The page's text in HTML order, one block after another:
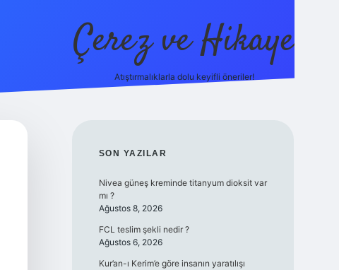
Çerez ve Hikaye
Atıştırmalıklarla dolu keyifli öneriler!
SIDEBAR
SON YAZILAR
Nivea güneş kreminde titanyum dioksit var
mı ?
Ağustos 8, 2026
FCL teslim şekli nedir ?
Ağustos 6, 2026
Kur’an-ı Kerim’e göre insanın yaratılışı